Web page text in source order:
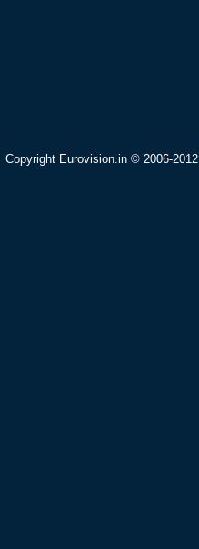
Copyright Eurovision.in © 2006-2012